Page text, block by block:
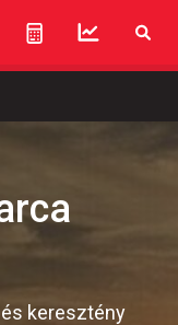
keresztény